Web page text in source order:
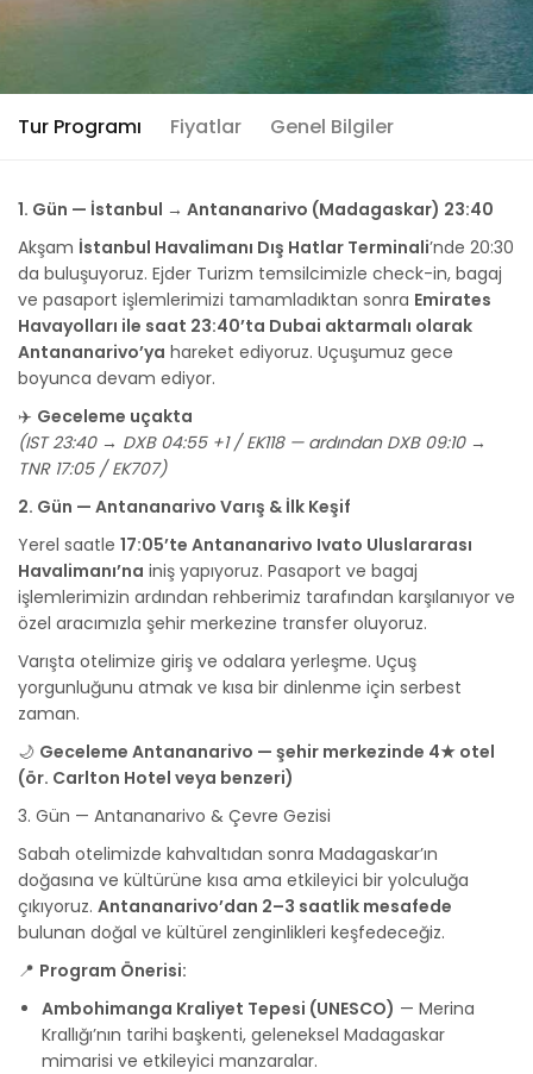
Tur Programı Fiyatlar Genel Bilgiler
1. Gün — İstanbul → Antananarivo (Madagaskar) 23:40
Akşam İstanbul Havalimanı Dış Hatlar Terminali’nde 20:30
da buluşuyoruz. Ejder Turizm temsilcimizle check-in, bagaj
ve pasaport işlemlerimizi tamamladıktan sonra Emirates
Havayolları ile saat 23:40’ta Dubai aktarmalı olarak
Antananarivo’ya hareket ediyoruz. Uçuşumuz gece
boyunca devam ediyor.
✈️ Geceleme uçakta
(IST 23:40 → DXB 04:55 +1 / EK118 — ardından DXB 09:10 →
TNR 17:05 / EK707)
2. Gün — Antananarivo Varış & İlk Keşif
Yerel saatle 17:05’te Antananarivo Ivato Uluslararası
Havalimanı’na iniş yapıyoruz. Pasaport ve bagaj
işlemlerimizin ardından rehberimiz tarafından karşılanıyor ve
özel aracımızla şehir merkezine transfer oluyoruz.
Varışta otelimize giriş ve odalara yerleşme. Uçuş
yorgunluğunu atmak ve kısa bir dinlenme için serbest
zaman.
🌙 Geceleme Antananarivo — şehir merkezinde 4★ otel
(ör. Carlton Hotel veya benzeri)
3. Gün — Antananarivo & Çevre Gezisi
Sabah otelimizde kahvaltıdan sonra Madagaskar’ın
doğasına ve kültürüne kısa ama etkileyici bir yolculuğa
çıkıyoruz. Antananarivo’dan 2–3 saatlik mesafede
bulunan doğal ve kültürel zenginlikleri keşfedeceğiz.
📍 Program Önerisi:
Ambohimanga Kraliyet Tepesi (UNESCO) — Merina
Krallığı’nın tarihi başkenti, geleneksel Madagaskar
mimarisi ve etkileyici manzaralar.